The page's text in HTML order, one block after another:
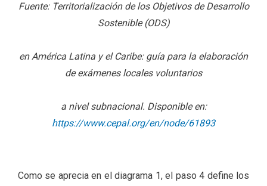
Fuente: Territorialización de los Objetivos de Desarrollo
Sostenible (ODS)
en América Latina y el Caribe: guía para la elaboración
de exámenes locales voluntarios
a nivel subnacional. Disponible en:
https://www.cepal.org/en/node/61893
Como se aprecia en el diagrama 1, el paso 4 define los